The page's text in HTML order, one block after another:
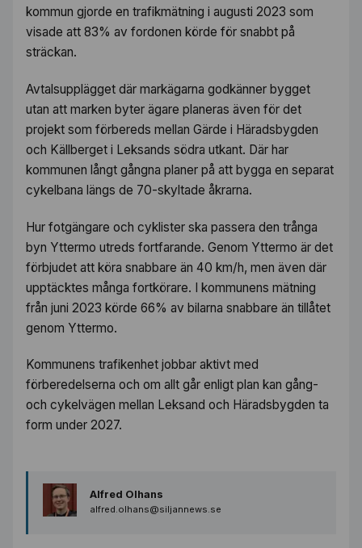
kommun gjorde en trafikmätning i augusti 2023 som
visade att 83% av fordonen körde för snabbt på
sträckan.
Avtalsupplägget där markägarna godkänner bygget
utan att marken byter ägare planeras även för det
projekt som förbereds mellan Gärde i Häradsbygden
och Källberget i Leksands södra utkant. Där har
kommunen långt gångna planer på att bygga en separat
cykelbana längs de 70-skyltade åkrarna.
Hur fotgängare och cyklister ska passera den trånga
byn Yttermo utreds fortfarande. Genom Yttermo är det
förbjudet att köra snabbare än 40 km/h, men även där
upptäcktes många fortkörare. I kommunens mätning
från juni 2023 körde 66% av bilarna snabbare än tillåtet
genom Yttermo.
Kommunens trafikenhet jobbar aktivt med
förberedelserna och om allt går enligt plan kan gång-
och cykelvägen mellan Leksand och Häradsbygden ta
form under 2027.
Alfred Olhans
alfred.olhans@siljannews.se